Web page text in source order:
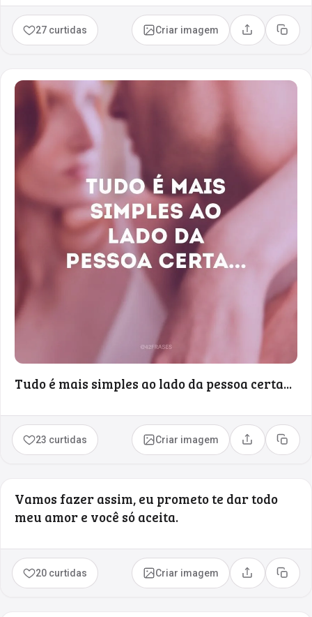
27 curtidas Criar imagem Compartilhar
Copiar
Tudo é mais simples ao lado da pessoa certa...
23 curtidas Criar imagem Compartilhar
Copiar
Vamos fazer assim, eu prometo te dar todo
meu amor e você só aceita.
20 curtidas Criar imagem Compartilhar
Copiar